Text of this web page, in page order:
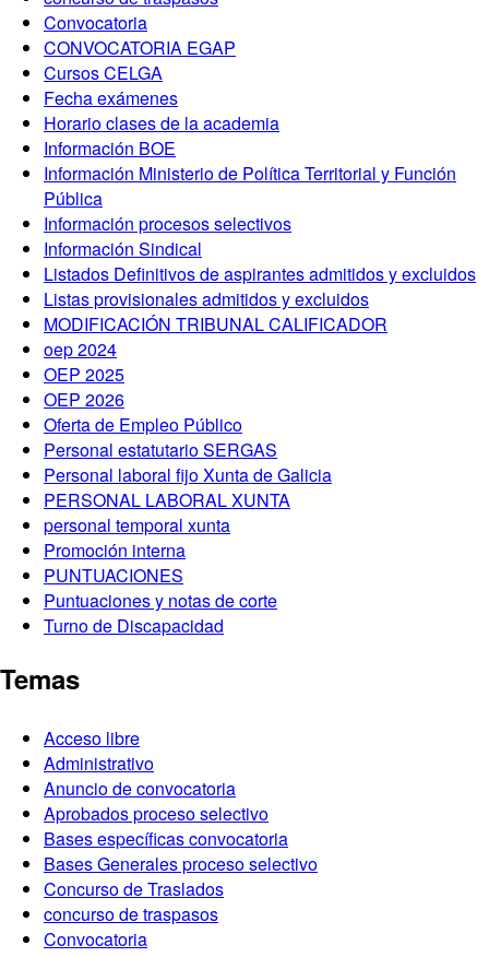
Convocatoria
CONVOCATORIA EGAP
Cursos CELGA
Fecha exámenes
Horario clases de la academia
Información BOE
Información Ministerio de Política Territorial y Función
Pública
Información procesos selectivos
Información Sindical
Listados Definitivos de aspirantes admitidos y excluidos
Listas provisionales admitidos y excluidos
MODIFICACIÓN TRIBUNAL CALIFICADOR
oep 2024
OEP 2025
OEP 2026
Oferta de Empleo Público
Personal estatutario SERGAS
Personal laboral fijo Xunta de Galicia
PERSONAL LABORAL XUNTA
personal temporal xunta
Promoción interna
PUNTUACIONES
Puntuaciones y notas de corte
Turno de Discapacidad
Temas
Acceso libre
Administrativo
Anuncio de convocatoria
Aprobados proceso selectivo
Bases específicas convocatoria
Bases Generales proceso selectivo
Concurso de Traslados
concurso de traspasos
Convocatoria